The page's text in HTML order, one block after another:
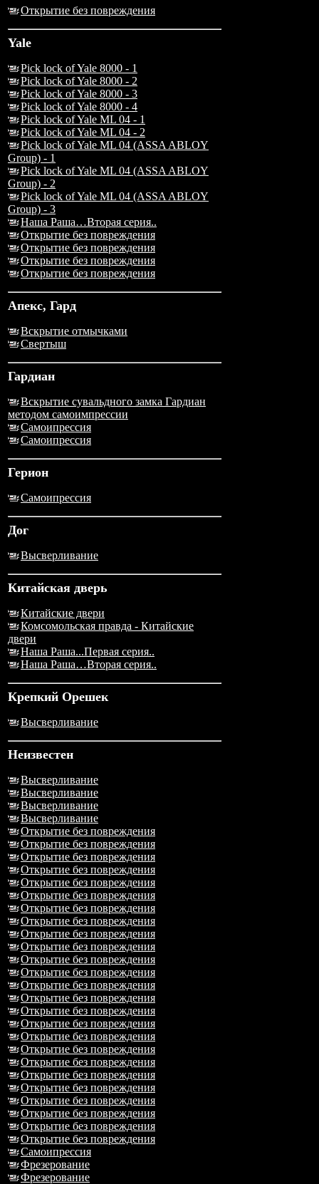
Открытие без повреждения
Yale
Pick lock of Yale 8000 - 1
Pick lock of Yale 8000 - 2
Pick lock of Yale 8000 - 3
Pick lock of Yale 8000 - 4
Pick lock of Yale ML 04 - 1
Pick lock of Yale ML 04 - 2
Pick lock of Yale ML 04 (ASSA ABLOY
Group) - 1
Pick lock of Yale ML 04 (ASSA ABLOY
Group) - 2
Pick lock of Yale ML 04 (ASSA ABLOY
Group) - 3
Наша Раша…Вторая серия..
Открытие без повреждения
Открытие без повреждения
Открытие без повреждения
Открытие без повреждения
Апекс, Гард
Вскрытие отмычками
Свертыш
Гардиан
Вскрытие сувальдного замка Гардиан
методом самоимпрессии
Самоипрессия
Самоипрессия
Герион
Самоипрессия
Дог
Высверливание
Китайская дверь
Китайские двери
Комсомольская правда - Китайские
двери
Наша Раша...Первая серия..
Наша Раша…Вторая серия..
Крепкий Орешек
Высверливание
Неизвестен
Высверливание
Высверливание
Высверливание
Высверливание
Открытие без повреждения
Открытие без повреждения
Открытие без повреждения
Открытие без повреждения
Открытие без повреждения
Открытие без повреждения
Открытие без повреждения
Открытие без повреждения
Открытие без повреждения
Открытие без повреждения
Открытие без повреждения
Открытие без повреждения
Открытие без повреждения
Открытие без повреждения
Открытие без повреждения
Открытие без повреждения
Открытие без повреждения
Открытие без повреждения
Открытие без повреждения
Открытие без повреждения
Открытие без повреждения
Открытие без повреждения
Открытие без повреждения
Открытие без повреждения
Открытие без повреждения
Самоипрессия
Фрезерование
Фрезерование